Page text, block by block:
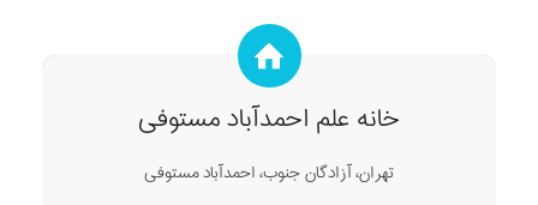
خانه علم احمدآباد مستوفی
تهران، آزادگان جنوب، احمدآباد مستوفی